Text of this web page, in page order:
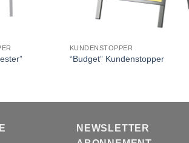
KUNDENSTOPPER
“Budget” Kundenstopper
NEWSLETTER